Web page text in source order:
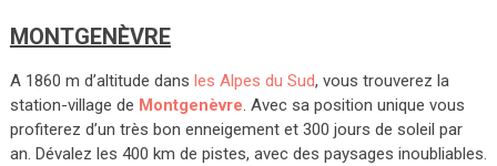
MONTGENÈVRE
A 1860 m d’altitude dans les Alpes du Sud, vous trouverez la
station-village de Montgenèvre. Avec sa position unique vous
profiterez d’un très bon enneigement et 300 jours de soleil par
an. Dévalez les 400 km de pistes, avec des paysages inoubliables.